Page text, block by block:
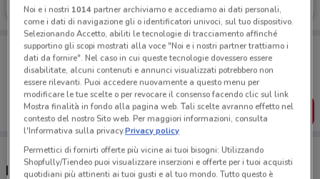
Scade il 31/12
Porta DoveConviene sempre con te!
Puoi trovare le migliori offerte dei negozi vicino a te,
salvarle e creare la tua lista del risparmio, comodamente
dal tuo cellulare.
SCARICA L’APP
Negozi MPS a Novara
Noi e i nostri 1014partner archiviamo e accediamo ai dati personali,
come i dati di navigazione gli o identificatori univoci, sul tuo dispositivo.
Selezionando Accetto, abiliti le tecnologie di tracciamento affinché
supportino gli scopi mostrati alla voce "Noi e i nostri partner trattiamo i
dati da fornire". Nel caso in cui queste tecnologie dovessero essere
disabilitate, alcuni contenuti e annunci visualizzati potrebbero non
essere rilevanti. Puoi accedere nuovamente a questo menu per
modificare le tue scelte o per revocare il consenso facendo clic sul link
Mostra finalità in fondo alla pagina web. Tali scelte avranno effetto nel
contesto del nostro Sito web. Per maggiori informazioni, consulta
l'Informativa sulla privacy.Privacy policy
Permettici di fornirti offerte più vicine ai tuoi bisogni: Utilizzando
Shopfully/Tiendeo puoi visualizzare inserzioni e offerte per i tuoi acquisti
quotidiani più attinenti ai tuoi gusti e al tuo mondo. Tutto questo è